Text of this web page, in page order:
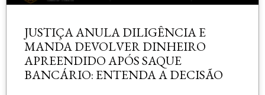
JUSTIÇA ANULA DILIGÊNCIA E
MANDA DEVOLVER DINHEIRO
APREENDIDO APÓS SAQUE
BANCÁRIO: ENTENDA A DECISÃO